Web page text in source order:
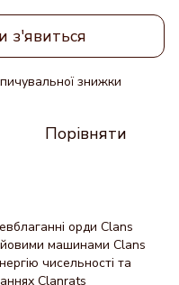
з'явиться
знижки
Порівняти
орди Clans
машинами Clans
чисельності та
Clanrats